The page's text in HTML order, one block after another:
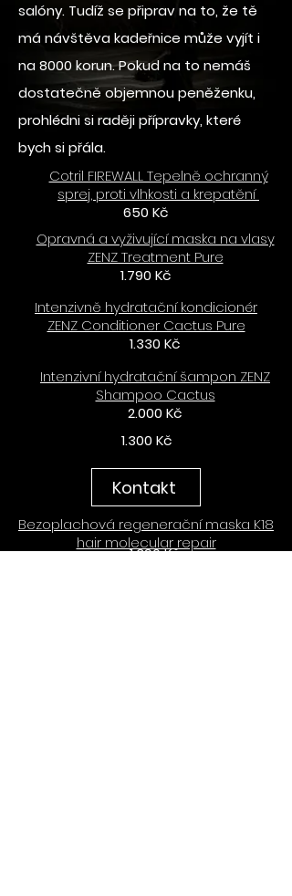
salóny. Tudíž se připrav na to, že tě
má návštěva kadeřnice může vyjít i
na 8000 korun. Pokud na to nemáš
dostatečně objemnou peněženku,
prohlédni si raději přípravky, které
bych si přála.
Cotril FIREWALL Tepelně ochranný
sprej, proti vlhkosti a krepatění
650 Kč
Opravná a vyživující maska na vlasy
ZENZ Treatment Pure
1.790 Kč
Intenzivně hydratační kondicionér
ZENZ Conditioner Cactus Pure
1.330 Kč
Intenzivní hydratační šampon ZENZ
Shampoo Cactus
2.000 Kč
1.300 Kč
Kontakt
Bezoplachová regenerační maska K18
hair molecular repair
1.390 Kč